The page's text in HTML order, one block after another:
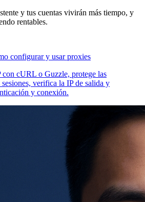
y tus cuentas vivirán más tiempo, y
rentables.
configurar y usar proxies
cURL o Guzzle, protege las
verifica la IP de salida y
y conexión.